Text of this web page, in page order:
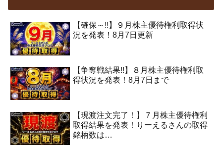
【確保～!!】９月株主優待権利取得状
況を発表！8月7日更新
【争奪戦結果!!】８月株主優待権利取
得状況を発表！8月7日まで
【現渡注文完了！】７月株主優待権利
取得結果を発表！りーえるさんの取得
銘柄数は…